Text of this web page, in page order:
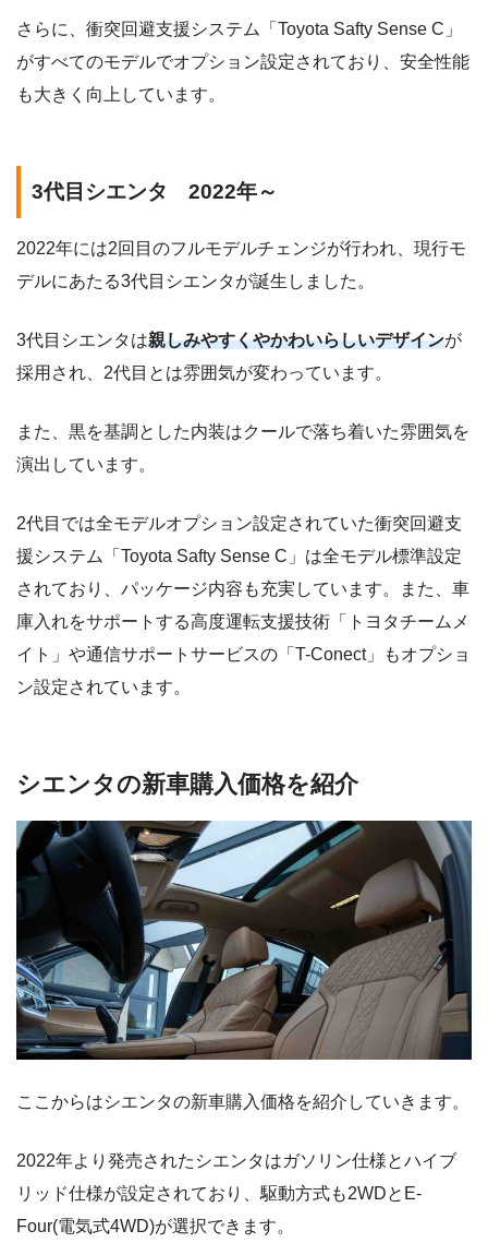
さらに、衝突回避支援システム「Toyota Safty Sense C」
がすべてのモデルでオプション設定されており、安全性能
も大きく向上しています。
3代目シエンタ 2022年～
2022年には2回目のフルモデルチェンジが行われ、現行モ
デルにあたる3代目シエンタが誕生しました。
3代目シエンタは親しみやすくやかわいらしいデザインが
採用され、2代目とは雰囲気が変わっています。
また、黒を基調とした内装はクールで落ち着いた雰囲気を
演出しています。
2代目では全モデルオプション設定されていた衝突回避支
援システム「Toyota Safty Sense C」は全モデル標準設定
されており、パッケージ内容も充実しています。また、車
庫入れをサポートする高度運転支援技術「トヨタチームメ
イト」や通信サポートサービスの「T-Conect」もオプショ
ン設定されています。
シエンタの新車購入価格を紹介
ここからはシエンタの新車購入価格を紹介していきます。
2022年より発売されたシエンタはガソリン仕様とハイブ
リッド仕様が設定されており、駆動方式も2WDとE-
Four(電気式4WD)が選択できます。